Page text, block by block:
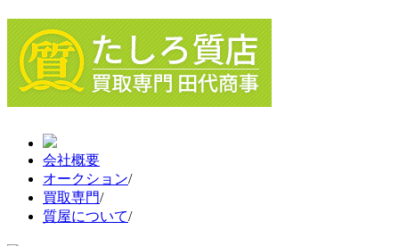
会社概要
オークション/
買取専門/
質屋について/